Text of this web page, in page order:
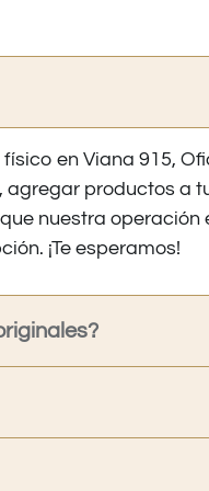
en Viana 915,
agregar productos a
nuestra operación
¡Te esperamos!